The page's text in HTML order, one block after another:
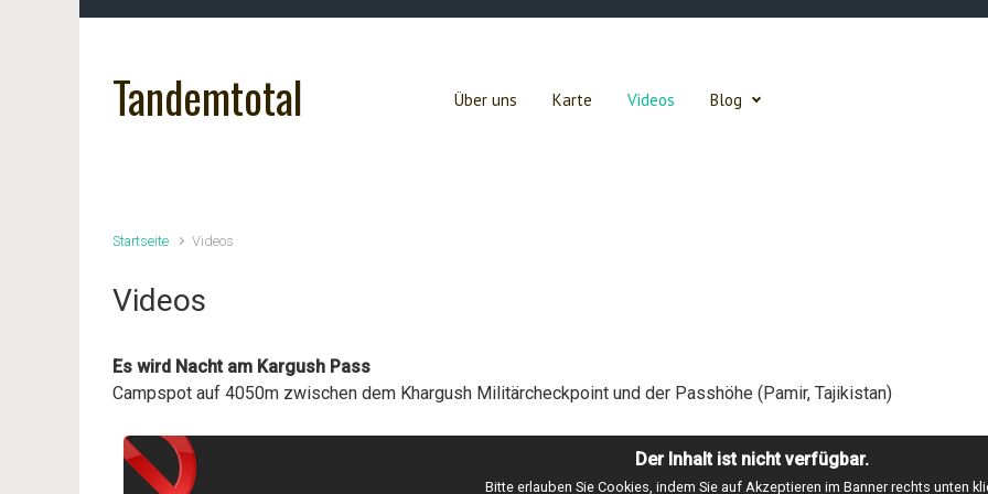
Tandemtotal Über uns Karte Videos Blog
Startseite Videos
Videos
Es wird Nacht am Kargush Pass
Campspot auf 4050m zwischen dem Khargush Militärcheckpoint und der Passhöhe (Pamir, Tajikistan)
Der Inhalt ist nicht verfügbar.
Bitte erlauben Sie Cookies, indem Sie auf Akzeptieren im Banner rechts unten